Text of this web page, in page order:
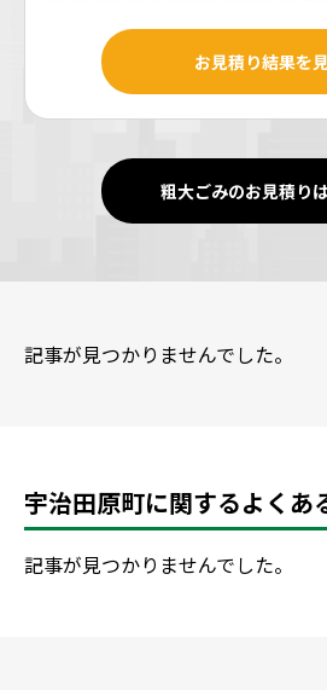
お見積り結果を
粗大ごみのお見積り
記事が見つかりませんでした。
宇治田原町に関するよくあ
記事が見つかりませんでした。